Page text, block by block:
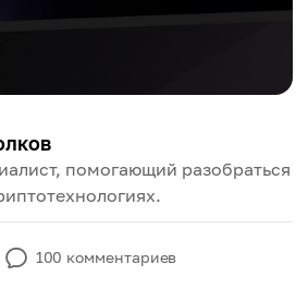
помогающий разобраться
100 комментариев